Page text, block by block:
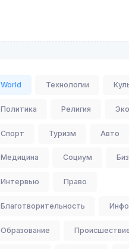
World Технологии
Политика Религия
Спорт Туризм Авто
Медицина Социум
Интервью Право
Благотворительность
Образование